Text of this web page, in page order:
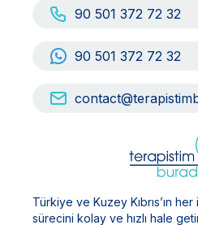
90 501 372 72 32
90 501 372 72 32
Türkiye ve Kuzey Kıbrıs’ın
sürecini kolay ve hızlı hale